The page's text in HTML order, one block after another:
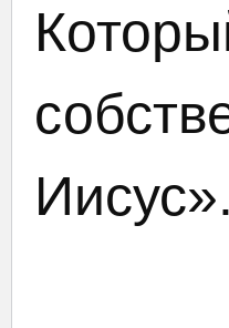
Иисус».